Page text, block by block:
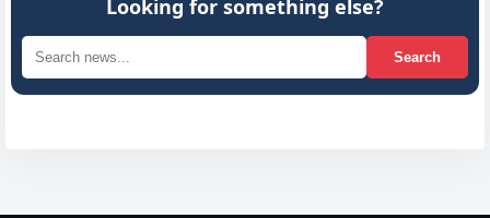
Looking for something else?
Search